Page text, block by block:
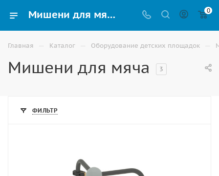
Мишени для мяча на детскую площадку купить в Волжском 0
Главная — Каталог — Оборудование детских площадок —
Мишени для мяча 3
ФИЛЬТР